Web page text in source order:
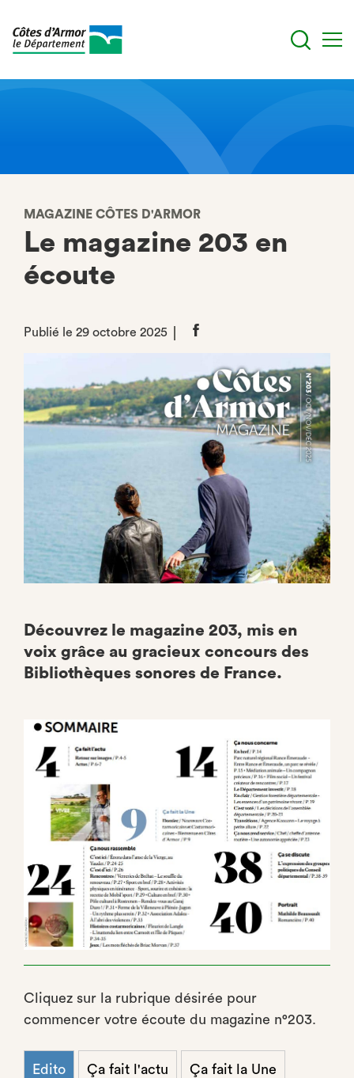
MAGAZINE CÔTES D'ARMOR
Le magazine 203 en
écoute
Publié le 29 octobre 2025
Partager
Facebook
Découvrez le magazine 203, mis en
voix grâce au gracieux concours des
Bibliothèques sonores de France.
Cliquez sur la rubrique désirée pour
commencer votre écoute du magazine n°203.
Edito Ça fait l'actu Ça fait la Une